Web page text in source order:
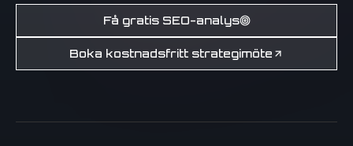
Få gratis SEO-analys
Boka kostnadsfritt strategimöte